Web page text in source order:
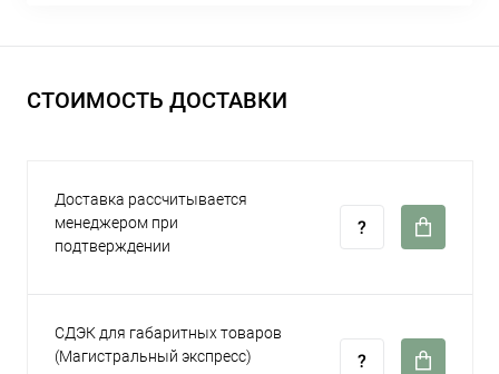
СТОИМОСТЬ ДОСТАВКИ
Доставка рассчитывается
менеджером при
подтверждении
СДЭК для габаритных товаров
(Магистральный экспресс)